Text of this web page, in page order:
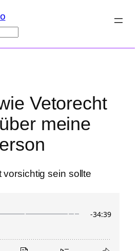
Vetorecht
meine
vorsichtig sein sollte